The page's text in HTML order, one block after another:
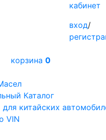
кабинет
вход/
корзина 0
Каталог
для китайских
VIN